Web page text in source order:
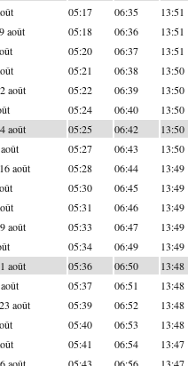
05:17 06:35 13:51
août 05:18 06:36 13:51
05:20 06:37 13:51
05:21 06:38 13:50
août 05:22 06:39 13:50
05:24 06:40 13:50
août 05:25 06:42 13:50
05:27 06:43 13:50
août 05:28 06:44 13:49
05:30 06:45 13:49
05:31 06:46 13:49
août 05:33 06:47 13:49
05:34 06:49 13:49
août 05:36 06:50 13:48
05:37 06:51 13:48
août 05:39 06:52 13:48
05:40 06:53 13:48
05:41 06:54 13:47